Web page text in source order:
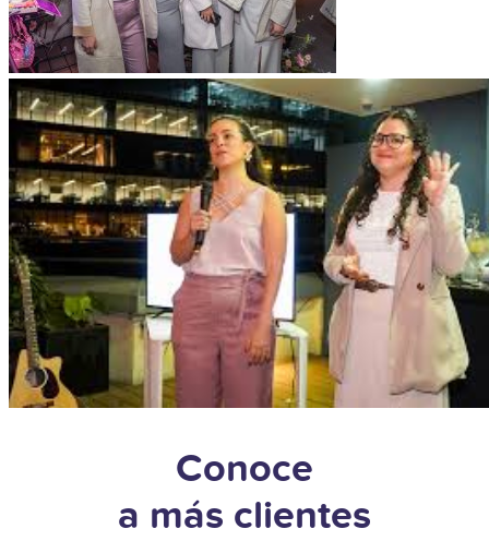
Conoce
a más clientes